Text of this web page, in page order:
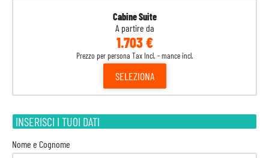
Cabine Suite
A partire da
1.703 €
Prezzo per persona Tax Incl. - mance incl.
SELEZIONA
INSERISCI I TUOI DATI
Nome e Cognome